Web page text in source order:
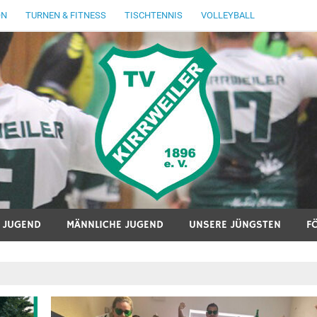
TURNEN & FITNESS TISCHTENNIS VOLLEYBALL
MÄNNLICHE JUGEND UNSERE JÜNGSTEN